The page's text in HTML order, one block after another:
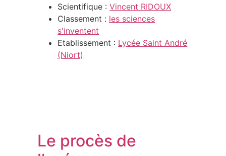
Scientifique :Vincent RIDOUX
Classement : les sciences
s'inventent
Etablissement : Lycée Saint André
(Niort)
Le procès de